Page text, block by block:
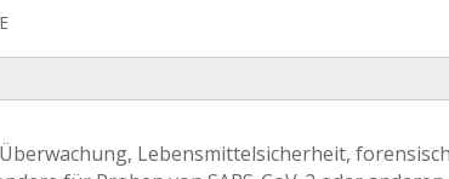
Lebensmittelsicherheit,